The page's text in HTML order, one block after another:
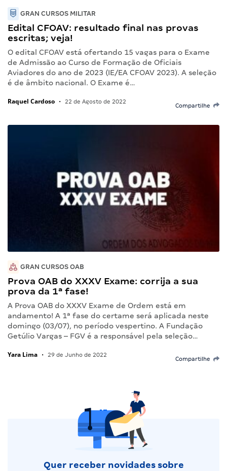
GRAN CURSOS MILITAR
Edital CFOAV: resultado final nas provas
escritas; veja!
O edital CFOAV está ofertando 15 vagas para o Exame
de Admissão ao Curso de Formação de Oficiais
Aviadores do ano de 2023 (IE/EA CFOAV 2023). A seleção
é de âmbito nacional. O Exame é…
Raquel Cardoso • 22 de Agosto de 2022
Compartilhe
GRAN CURSOS OAB
Prova OAB do XXXV Exame: corrija a sua
prova da 1ª fase!
A Prova OAB do XXXV Exame de Ordem está em
andamento! A 1ª fase do certame será aplicada neste
domingo (03/07), no período vespertino. A Fundação
Getúlio Vargas – FGV é a responsável pela seleção…
Yara Lima • 29 de Junho de 2022
Compartilhe
Quer receber novidades sobre